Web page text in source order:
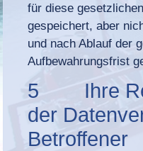
für diese
gespeichert, aber
und nach Ablauf der
Aufbewahrungsfrist
5 Ihre
der
Betroffener